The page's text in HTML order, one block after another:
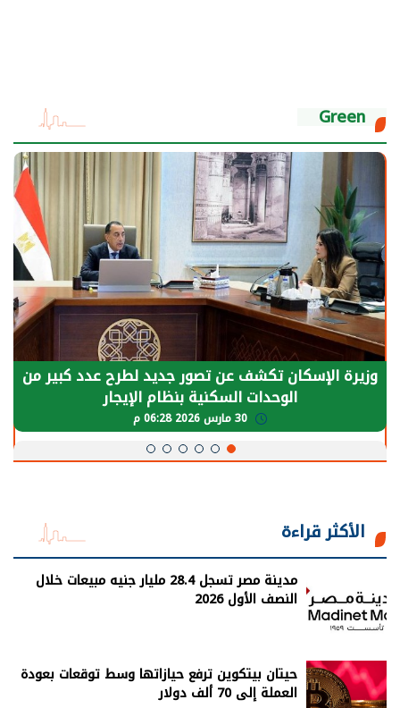
Green
الرئيس السيسي: توقف الأنشطة في قطاع الطاقة
يحتاج إلى سنوات لعودة معدلات الإنتاج الطبيعية
الأكثر قراءة
مدينة مصر تسجل 28.4 مليار جنيه مبيعات خلال
النصف الأول 2026
حيتان بيتكوين ترفع حيازاتها وسط توقعات بعودة
العملة إلى 70 ألف دولار